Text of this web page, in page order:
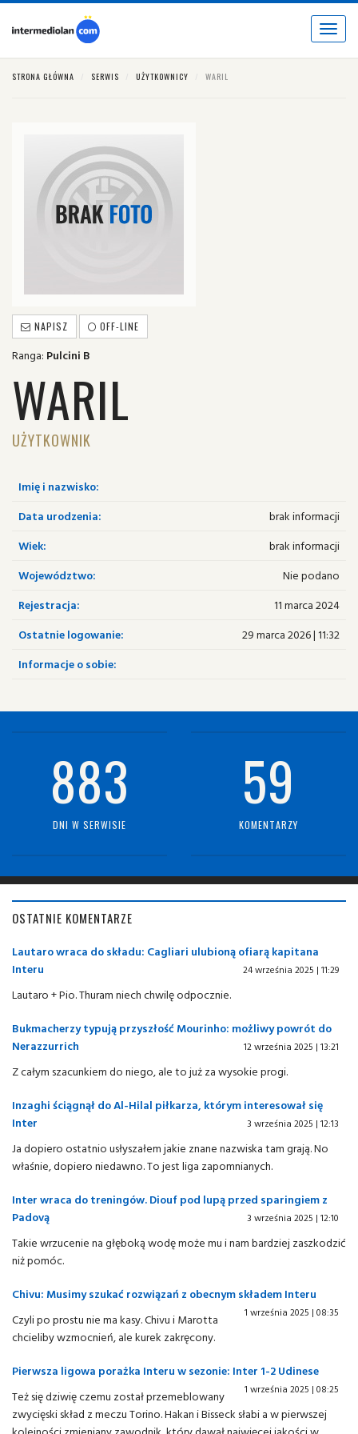
Toggle
STRONA GŁÓWNA SERWIS UŻYTKOWNICY WARIL
NAPISZ OFF-LINE
Ranga: Pulcini B
WARIL
UŻYTKOWNIK
Imię i nazwisko:
Data urodzenia:
brak informacji
Wiek:
brak informacji
Województwo:
Nie podano
Rejestracja:
11 marca 2024
Ostatnie logowanie:
29 marca 2026 | 11:32
Informacje o sobie:
883
DNI W SERWISIE
59
KOMENTARZY
OSTATNIE KOMENTARZE
Lautaro wraca do składu: Cagliari ulubioną ofiarą kapitana
Interu
24 września 2025 | 11:29
Lautaro + Pio. Thuram niech chwilę odpocznie.
Bukmacherzy typują przyszłość Mourinho: możliwy powrót do
Nerazzurrich
12 września 2025 | 13:21
Z całym szacunkiem do niego, ale to już za wysokie progi.
Inzaghi ściągnął do Al-Hilal piłkarza, którym interesował się
Inter
3 września 2025 | 12:13
Ja dopiero ostatnio usłyszałem jakie znane nazwiska tam grają. No
właśnie, dopiero niedawno. To jest liga zapomnianych.
Inter wraca do treningów. Diouf pod lupą przed sparingiem z
Padovą
3 września 2025 | 12:10
Takie wrzucenie na głęboką wodę może mu i nam bardziej zaszkodzić
niż pomóc.
Chivu: Musimy szukać rozwiązań z obecnym składem Interu
1 września 2025 | 08:35
Czyli po prostu nie ma kasy. Chivu i Marotta
chcieliby wzmocnień, ale kurek zakręcony.
Pierwsza ligowa porażka Interu w sezonie: Inter 1-2 Udinese
1 września 2025 | 08:25
Też się dziwię czemu został przemeblowany
zwycięski skład z meczu Torino. Hakan i Bisseck słabi a w pierwszej